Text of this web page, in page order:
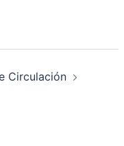
Circulación